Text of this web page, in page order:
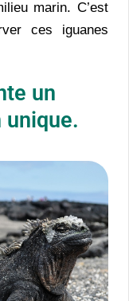
marin. C’est
ces iguanes
un